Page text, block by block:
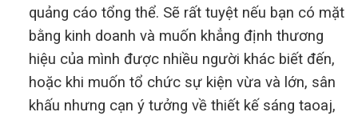
quảng cáo tổng thể. Sẽ rất tuyệt nếu bạn có mặt
bằng kinh doanh và muốn khẳng định thương
hiệu của mình được nhiều người khác biết đến,
hoặc khi muốn tổ chức sự kiện vừa và lớn, sân
khấu nhưng cạn ý tưởng về thiết kế sáng taoaj,